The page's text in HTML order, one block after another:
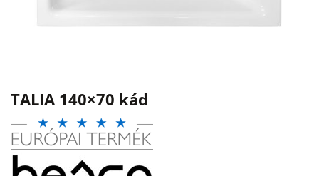
TALIA 140×70 kád